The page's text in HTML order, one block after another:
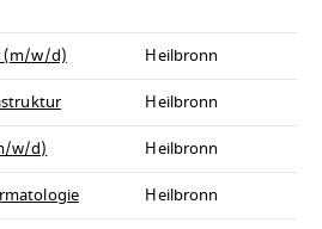
(m/w/d)
Heilbronn
Heilbronn
w/d)
Heilbronn
Heilbronn